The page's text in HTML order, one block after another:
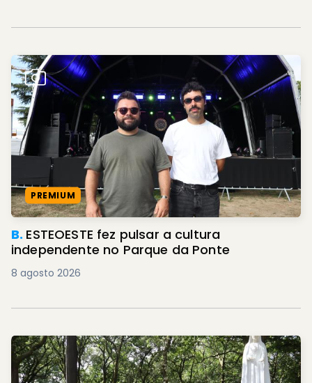
PREMIUM
B. ESTEOESTE fez pulsar a cultura
independente no Parque da Ponte
8 agosto 2026